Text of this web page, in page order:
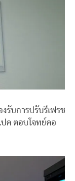
งรับการปรับรีเฟรช
ปค ตอบโจทย์คอ